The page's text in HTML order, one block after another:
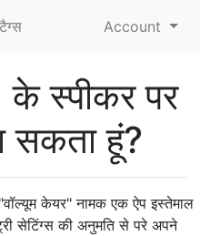
टैग्‍स Account
स्पीकर पर
सकता हूं?
केयर" नामक एक ऐप इस्तेमाल
सेटिंग्स की अनुमति से परे अपने